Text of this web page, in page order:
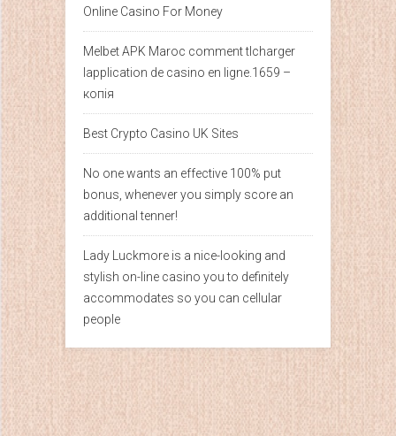
Online Casino For Money
Melbet APK Maroc comment tlcharger
lapplication de casino en ligne.1659 –
копія
Best Crypto Casino UK Sites
No one wants an effective 100% put
bonus, whenever you simply score an
additional tenner!
Lady Luckmore is a nice-looking and
stylish on-line casino you to definitely
accommodates so you can cellular
people